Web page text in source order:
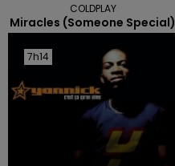
COLDPLAY
Miracles (someone Special)
7h14
7h14